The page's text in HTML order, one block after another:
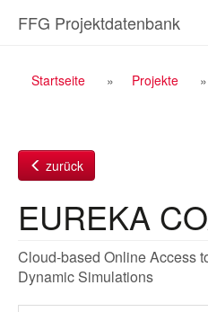
InhaltFFG Projektdatenbank
Breadcrumb
Startseite Projekte
zurück
EUREKA
Cloud-based Online Access
Dynamic Simulations